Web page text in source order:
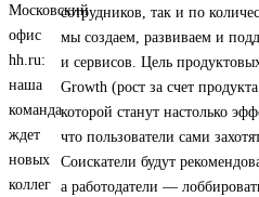
сотрудников, так и по
мы создаем, развиваем и
и сервисов. Цель
Growth (рост за счет
которой станут настолько
что пользователи сами
Соискатели будут
а работодатели —